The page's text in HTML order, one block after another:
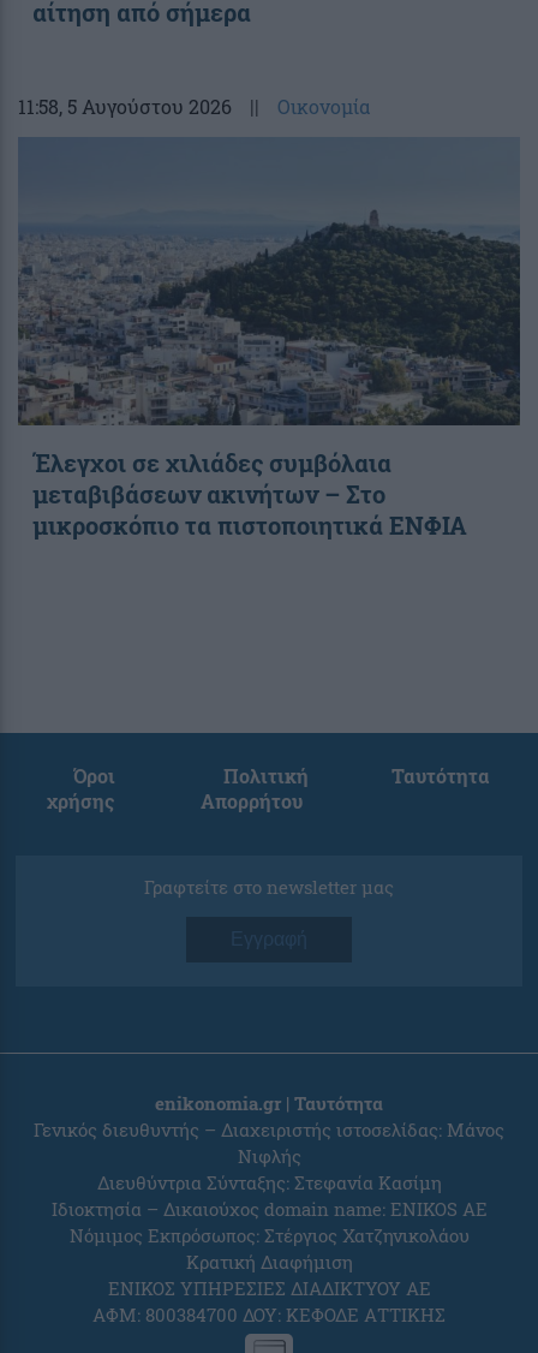
αίτηση από σήμερα
11:58, 5 Αυγούστου 2026 || Οικονομία
Έλεγχοι σε χιλιάδες συμβόλαια
μεταβιβάσεων ακινήτων – Στο
μικροσκόπιο τα πιστοποιητικά ΕΝΦΙΑ
Όροι
χρήσης
Πολιτική
Απορρήτου
Ταυτότητα
Γραφτείτε στο newsletter μας
Εγγραφή
enikonomia.gr | Ταυτότητα
Γενικός διευθυντής – Διαχειριστής ιστοσελίδας: Μάνος
Νιφλής
Διευθύντρια Σύνταξης: Στεφανία Κασίμη
Ιδιοκτησία – Δικαιούχος domain name: ENIKOS AE
Νόμιμος Εκπρόσωπος: Στέργιος Χατζηνικολάου
Κρατική Διαφήμιση
ΕΝΙΚΟΣ ΥΠΗΡΕΣΙΕΣ ΔΙΑΔΙΚΤΥΟΥ ΑΕ
ΑΦΜ: 800384700 ΔΟΥ: ΚΕΦΟΔΕ ΑΤΤΙΚΗΣ